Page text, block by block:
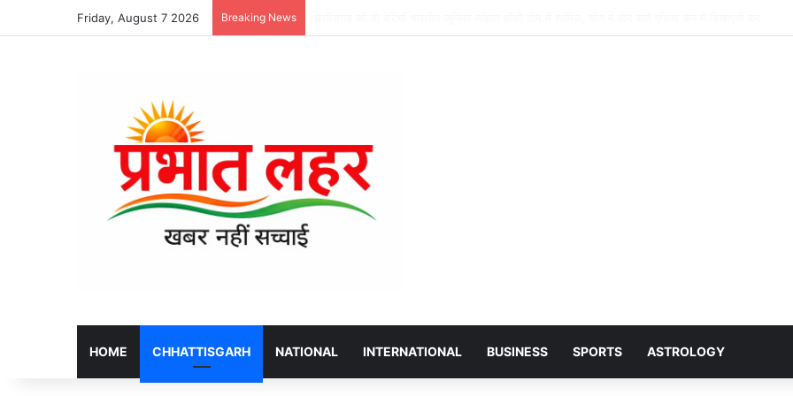
Friday, August 7 2026 Breaking News
HOME CHHATTISGARH NATIONAL INTERNATIONAL BUSINESS SPORTS ASTROLOGY